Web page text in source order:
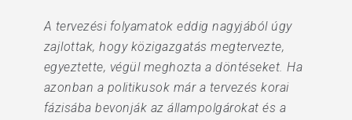
A tervezési folyamatok eddig nagyjából úgy
zajlottak, hogy közigazgatás megtervezte,
egyeztette, végül meghozta a döntéseket. Ha
azonban a politikusok már a tervezés korai
fázisába bevonják az állampolgárokat és a